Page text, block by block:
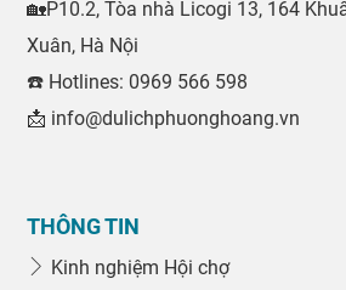
🏡P10.2, Tòa nhà Licogi 13, 164
Xuân, Hà Nội
☎️ Hotlines: 0969 566 598
📩 info@dulichphuonghoang.vn
THÔNG TIN
Kinh nghiệm Hội chợ